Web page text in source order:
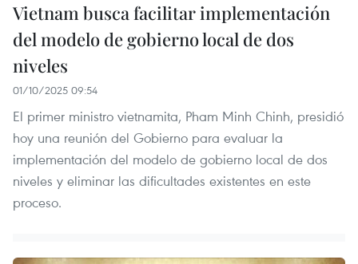
Vietnam busca facilitar implementación
del modelo de gobierno local de dos
niveles
01/10/2025 09:54
El primer ministro vietnamita, Pham Minh Chinh, presidió
hoy una reunión del Gobierno para evaluar la
implementación del modelo de gobierno local de dos
niveles y eliminar las dificultades existentes en este
proceso.